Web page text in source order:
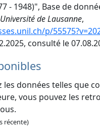
- 1948)", Base de
de Lausanne,
p/
consulté le
les données telles que
vous pouvez les
récente)